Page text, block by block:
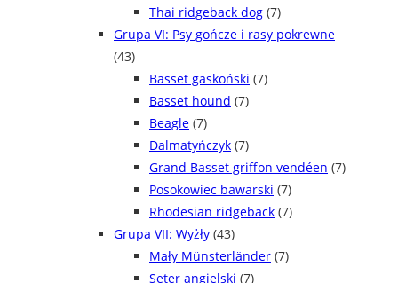
Thai ridgeback dog (7)
Grupa VI: Psy gończe i rasy pokrewne
(43)
Basset gaskoński (7)
Basset hound (7)
Beagle (7)
Dalmatyńczyk (7)
Grand Basset griffon vendéen (7)
Posokowiec bawarski (7)
Rhodesian ridgeback (7)
Grupa VII: Wyżły (43)
Mały Münsterländer (7)
Seter angielski (7)